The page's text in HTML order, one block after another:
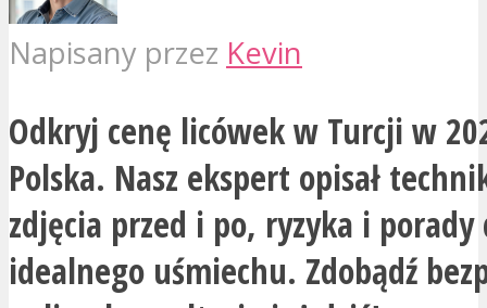
Napisany przez Kevin
Odkryj cenę licówek w Turcji w
Polska. Nasz ekspert opisał
zdjęcia przed i po, ryzyka i porady
idealnego uśmiechu. Zdobądź